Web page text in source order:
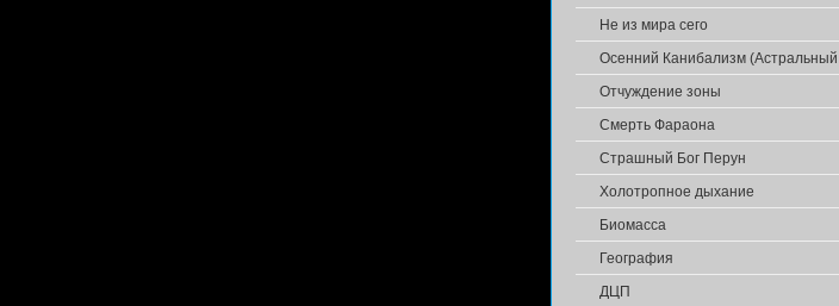
Не из мира сего
Осенний Канибализм
Отчуждение зоны
Смерть Фараона
Страшный Бог Перун
Холотропное дыхание
Биомасса
География
ДЦП